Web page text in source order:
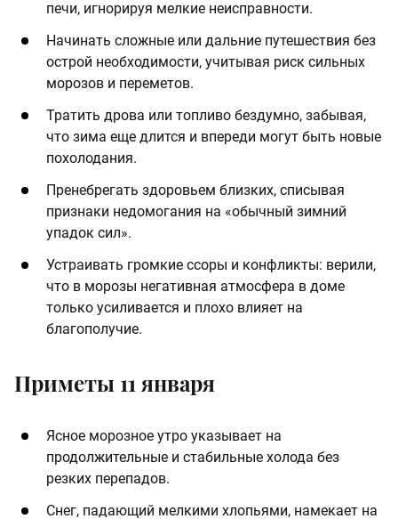
печи, игнорируя мелкие неисправности.
Начинать сложные или дальние путешествия без
острой необходимости, учитывая риск сильных
морозов и переметов.
Тратить дрова или топливо бездумно, забывая,
что зима еще длится и впереди могут быть новые
похолодания.
Пренебрегать здоровьем близких, списывая
признаки недомогания на «обычный зимний
упадок сил».
Устраивать громкие ссоры и конфликты: верили,
что в морозы негативная атмосфера в доме
только усиливается и плохо влияет на
благополучие.
Приметы 11 января
Ясное морозное утро указывает на
продолжительные и стабильные холода без
резких перепадов.
Снег, падающий мелкими хлопьями, намекает на